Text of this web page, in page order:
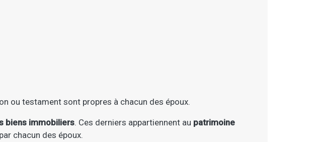
ou testament sont propres à chacun des époux.
biens immobiliers. Ces derniers appartiennent au patrimoine
chacun des époux.